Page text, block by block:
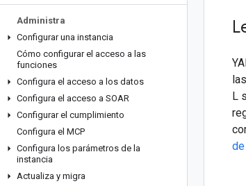
Administra
Configurar una instancia
Cómo configurar el acceso a las
funciones
Configura el acceso a los datos
Configura el acceso a SOAR
Configurar el cumplimiento
Configura el MCP
Configura los parámetros de la
instancia
Actualiza y migra
L